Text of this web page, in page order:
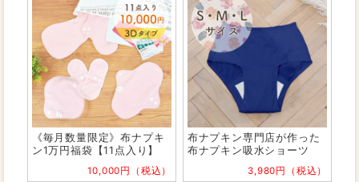
《毎月数量限定》布ナプキ
ン1万円福袋【11点入り】
10,000円（税込）
布ナプキン専門店が作った
布ナプキン吸水ショーツ
3,980円（税込）